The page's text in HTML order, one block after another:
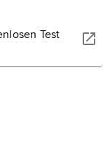
Test